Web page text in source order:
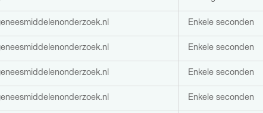
Enkele seconden
Enkele seconden
Enkele seconden
Enkele seconden